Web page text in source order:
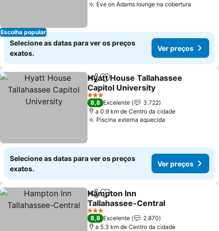
Escolha popular
Eve on Adams lounge na cobertura
Selecione as datas para ver os preços
exatos.
Ver preços
PartilharAdicionar aos favoritos
Hyatt House Tallahassee
Capitol University
Ver preços
3 Estrelas
8,8 Excelente
3.722
a 0.9 km de Centro da cidade
Piscina externa aquecida
Selecione as datas para ver os preços
exatos.
Ver preços
PartilharAdicionar aos favoritos
Hampton Inn
Tallahassee-Central
Ver preços
3 Estrelas
8,8 Excelente
2.870
a 5.3 km de Centro da cidade